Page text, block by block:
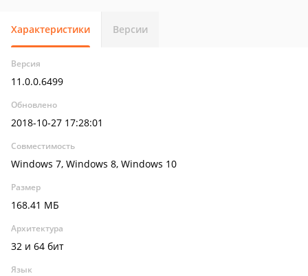
Характеристики Версии
Версия
11.0.0.6499
Обновлено
2018-10-27 17:28:01
Совместимость
Windows 7, Windows 8, Windows 10
Размер
168.41 МБ
Архитектура
32 и 64 бит
Язык